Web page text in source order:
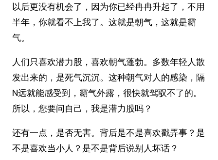
以后更没有机会了，因为你已经冉冉升起了，不用
半年，你就看不上我了。这就是朝气，这就是霸
气。
人们只喜欢潜力股，喜欢朝气蓬勃。多数年轻人散
发出来的，是死气沉沉。这种朝气对人的感染，隔
N远就能感受到，霸气外露，很快就驾驭不了的。
所以，您要问自己，我是潜力股吗？
还有一点，是否无害。背后是不是喜欢戳弄事？是
不是喜欢当小人？是不是背后说别人坏话？